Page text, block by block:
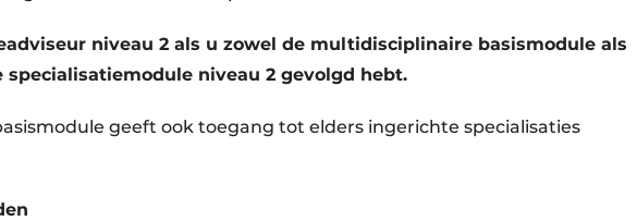
niveau 2 als u zowel de multidisciplinaire basismodule als
niveau 2 gevolgd hebt.
geeft ook toegang tot elders ingerichte specialisaties